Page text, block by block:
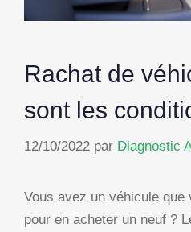
Rachat de
sont les
12/10/2022 par Diagnostic
Vous avez un véhicule
pour en acheter un neuf ?